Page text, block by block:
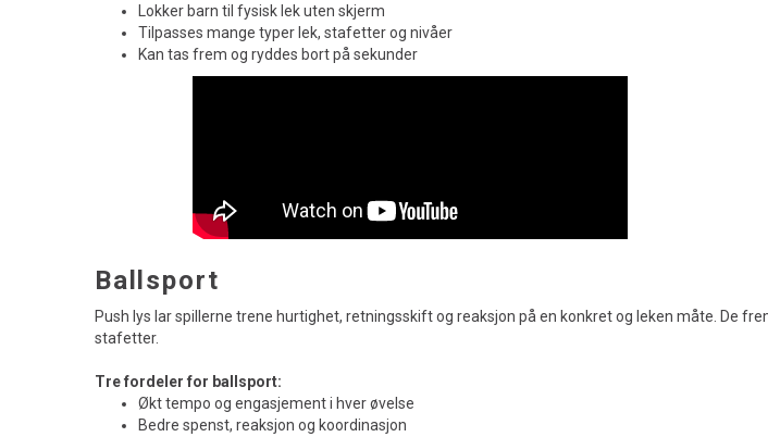
Lokker barn til fysisk lek uten skjerm
Tilpasses mange typer lek, stafetter og nivåer
Kan tas frem og ryddes bort på sekunder
Ballsport
Push lys lar spillerne trene hurtighet, retningsskift og reaksjon på en konkret og leken måte. De
stafetter.
Tre fordeler for ballsport:
Økt tempo og engasjement i hver øvelse
Bedre spenst, reaksjon og koordinasjon